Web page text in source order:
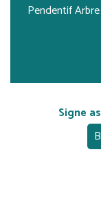
Pendentif
Signe